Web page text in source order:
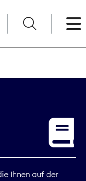
Ihnen auf der